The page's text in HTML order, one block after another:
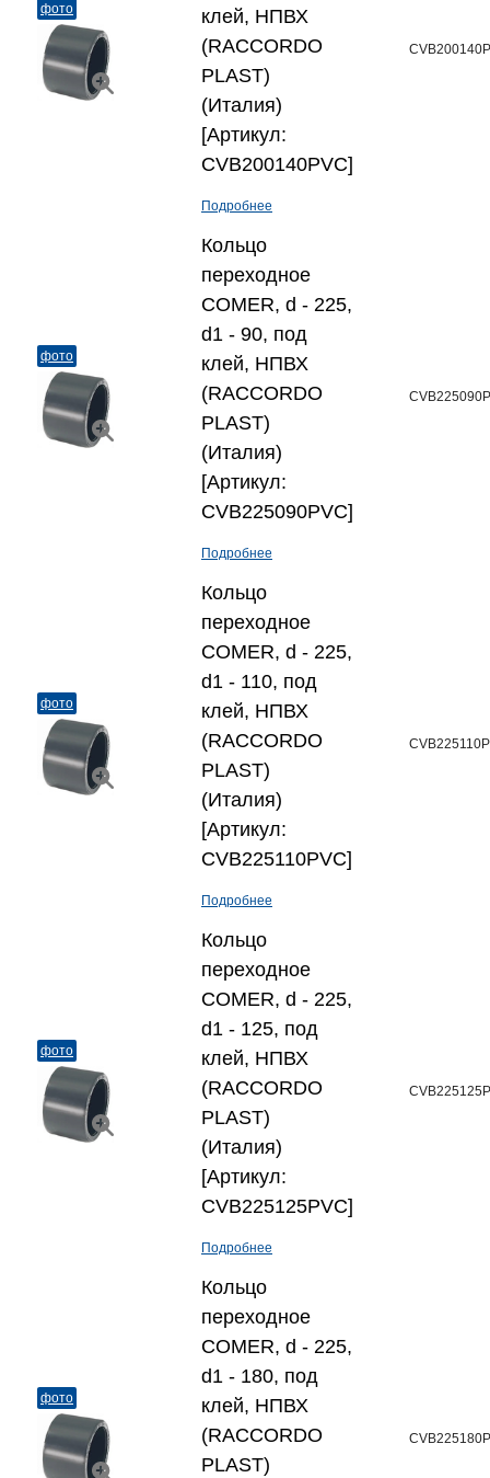
фото
клей, НПВХ
(RACCORDO
PLAST)
(Италия)
[Артикул:
CVB200140PVC]
Подробнее
фото
Кольцо
переходное
COMER, d - 225,
d1 - 90, под
клей, НПВХ
(RACCORDO
PLAST)
(Италия)
[Артикул:
CVB225090PVC]
Подробнее
фото
Кольцо
переходное
COMER, d - 225,
d1 - 110, под
клей, НПВХ
(RACCORDO
PLAST)
(Италия)
[Артикул:
CVB225110PVC]
Подробнее
фото
Кольцо
переходное
COMER, d - 225,
d1 - 125, под
клей, НПВХ
(RACCORDO
PLAST)
(Италия)
[Артикул:
CVB225125PVC]
Подробнее
фото
Кольцо
переходное
COMER, d - 225,
d1 - 180, под
клей, НПВХ
(RACCORDO
PLAST)